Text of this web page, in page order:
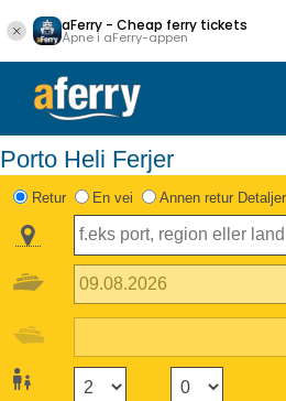
aFerry - Cheap ferry tickets
Åpne i aFerry-appen
Porto Heli Ferjer
Retur En vei Annen retur Detaljer